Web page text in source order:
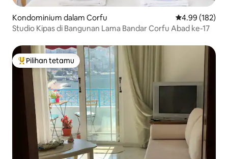
Kondominium dalam Corfu Penarafan
4.99 (182)
Studio Kipas di Bangunan Lama Bandar Corfu Abad ke-17
Pilihan utama tetamu
Pilihan tetamu